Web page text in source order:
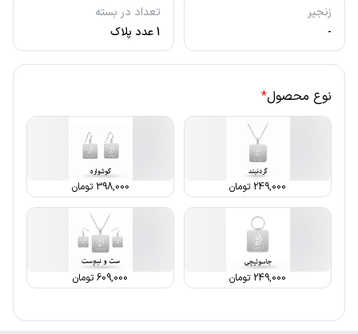
زنجیر
-
تعداد در بسته
1 عدد پلاک
نوع محصول*
249,000 تومان 398,000 تومان
249,000 تومان 609,000تومان